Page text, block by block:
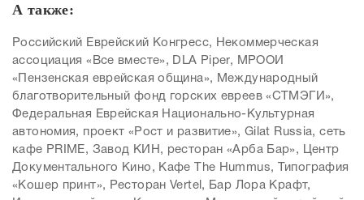
А также:
Российский Еврейский Конгресс, Некоммерческая
ассоциация «Все вместе», DLA Piper, МРООИ
«Пензенская еврейская община», Международный
благотворительный фонд горских евреев «СТМЭГИ»,
Федеральная Еврейская Национально-Культурная
автономия, проект «Рост и развитие», Gilat Russia, сеть
кафе PRIME, Завод КИН, ресторан «Арба Бар», Центр
Документального Кино, Кафе The Hummus, Типография
«Кошер принт», Ресторан Vertel, Бар Лора Крафт,